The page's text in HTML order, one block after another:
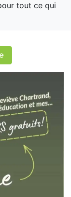
tout ce qui